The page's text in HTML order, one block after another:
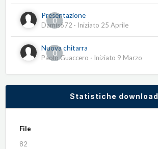
0
Presentazione
Damis672 · Iniziato 25 Aprile
0
Nuova chitarra
Paolo Guaccero · Iniziato 9 Marzo
Statistiche download
File
82